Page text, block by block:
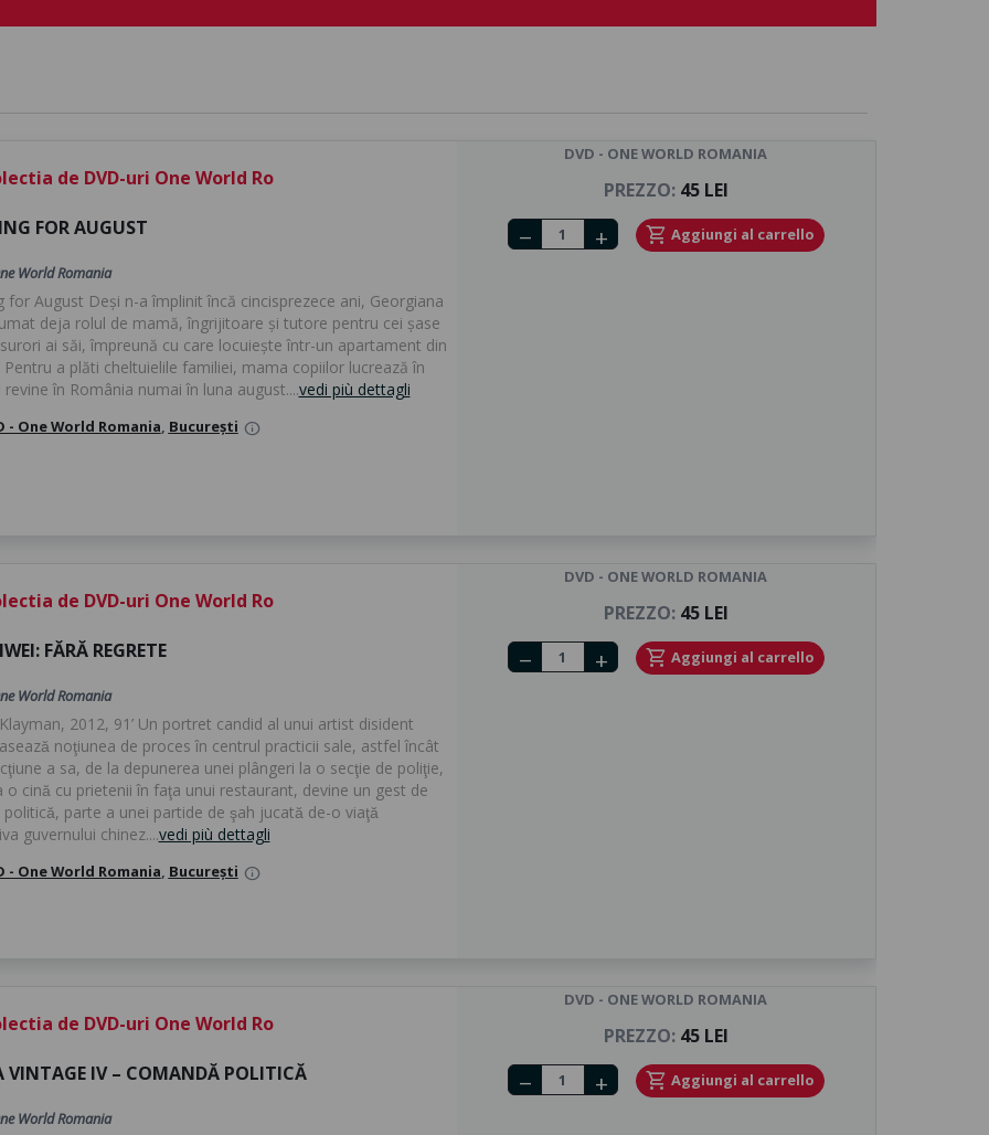
de DVD-uri One World Ro
FOR AUGUST
World Romania
for August Deși n-a împlinit încă cincisprezece ani, Georgiana
deja rolul de mamă, îngrijitoare și tutore pentru cei șase
ai săi, împreună cu care locuiește într-un apartament din
Pentru a plăti cheltuielile familiei, mama copiilor lucrează în
revine în România numai în luna august....vedi più dettagli
- One World Romania, București info
DVD - ONE WORLD ROMANIA
PREZZO:45 LEI
Number of tickets
remove add shopping_cart Aggiungi al carrello
de DVD-uri One World Ro
FĂRĂ REGRETE
World Romania
2012, 91’ Un portret candid al unui artist disident
noţiunea de proces în centrul practicii sale, astfel încât
a sa, de la depunerea unei plângeri la o secţie de poliţie,
o cină cu prietenii în faţa unui restaurant, devine un gest de
politică, parte a unei partide de şah jucată de-o viaţă
guvernului chinez....vedi più dettagli
- One World Romania, București info
DVD - ONE WORLD ROMANIA
PREZZO:45 LEI
Number of tickets
remove add shopping_cart Aggiungi al carrello
de DVD-uri One World Ro
VINTAGE IV – COMANDĂ POLITICĂ
World Romania
DVD - ONE WORLD ROMANIA
PREZZO:45 LEI
Number of tickets
remove add shopping_cart Aggiungi al carrello